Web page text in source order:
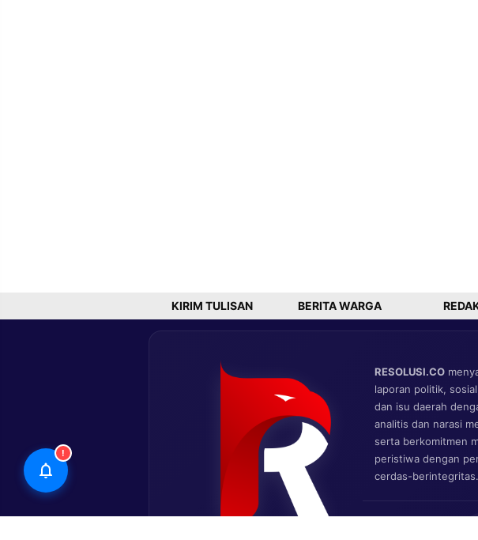
KIRIM TULISAN BERITA WARGA
RESOLUSI.CO
laporan politik,
dan isu daerah
analitis dan narasi
serta berkomitmen
peristiwa dengan
cerdas-berintegritas.
!